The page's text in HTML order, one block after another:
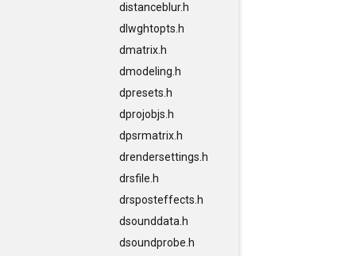
distanceblur.h
dlwghtopts.h
dmatrix.h
dmodeling.h
dpresets.h
dprojobjs.h
dpsrmatrix.h
drendersettings.h
drsfile.h
drsposteffects.h
dsounddata.h
dsoundprobe.h